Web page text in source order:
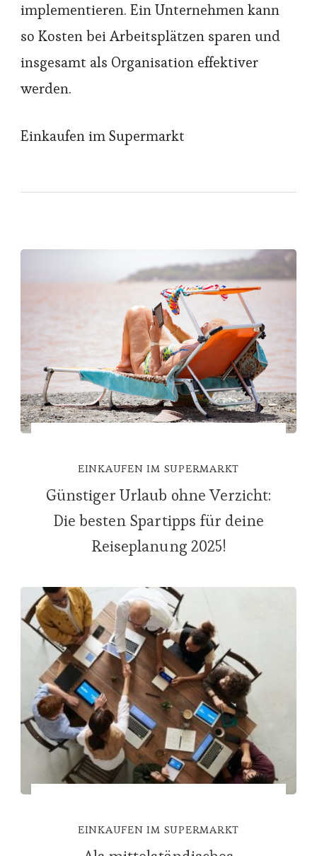
implementieren. Ein Unternehmen kann
so Kosten bei Arbeitsplätzen sparen und
insgesamt als Organisation effektiver
werden.
Einkaufen im Supermarkt
EINKAUFEN IM SUPERMARKT
Günstiger Urlaub ohne Verzicht:
Die besten Spartipps für deine
Reiseplanung 2025!
EINKAUFEN IM SUPERMARKT